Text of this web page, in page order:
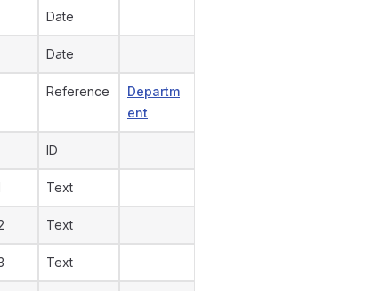
Date
Date
Reference
Departm
ent
ID
Text
Text
Text